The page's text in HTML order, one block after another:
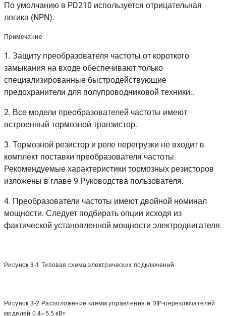
По умолчанию в PD210 используется отрицательная
логика (NPN).
Примечание:
1. Защиту преобразователя частоты от короткого
замыкания на входе обеспечивают только
специализированные быстродействующие
предохранители для полупроводниковой техники..
2. Все модели преобразователей частоты имеют
встроенный тормозной транзистор.
3. Тормозной резистор и реле перегрузки не входит в
комплект поставки преобразователя частоты.
Рекомендуемые характеристики тормозных резисторов
изложены в главе 9 Руководства пользователя.
4. Преобразователи частоты имеют двойной номинал
мощности. Следует подбирать опции исходя из
фактической установленной мощности электродвигателя.
Рисунок 3-1 Типовая схема электрических подключений
Рисунок 3-2 Расположение клемм управления и DIP-переключателей
моделей 0,4~5,5 кВт